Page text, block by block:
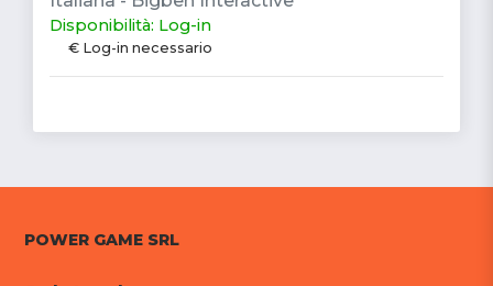
Disponibilità: Log-in
€ Log-in necessario
POWER GAME SRL